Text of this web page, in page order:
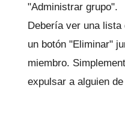
"Administrar grupo".
Debería ver una
un botón "Eliminar"
miembro.
expulsar a alguien